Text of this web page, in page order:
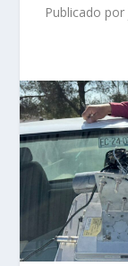
Publicado por